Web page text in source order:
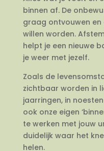
binnen af. De
graag ontvouwen
willen worden.
helpt je een nieuwe
je weer met jezelf.
Zoals de
zichtbaar worden in
jaarringen, in
ook onze eigen
te werken met jouw
duidelijk waar het
helen.